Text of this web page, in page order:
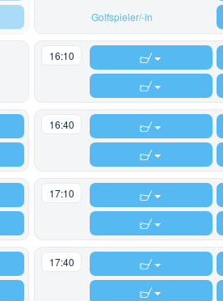
Golfspieler/-in
16:10
16:40
17:10
17:40